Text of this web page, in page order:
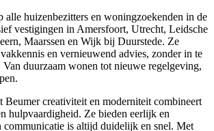
alle huizenbezitters en woningzoekenden in de
vestigingen in Amersfoort, Utrecht, Leidsche
Maarssen en Wijk bij Duurstede. Ze
en vernieuwend advies, zonder in te
duurzaam wonen tot nieuwe regelgeving,
Beumer creativiteit en moderniteit combineert
hulpvaardigheid. Ze bieden eerlijk en
communicatie is altijd duidelijk en snel. Met